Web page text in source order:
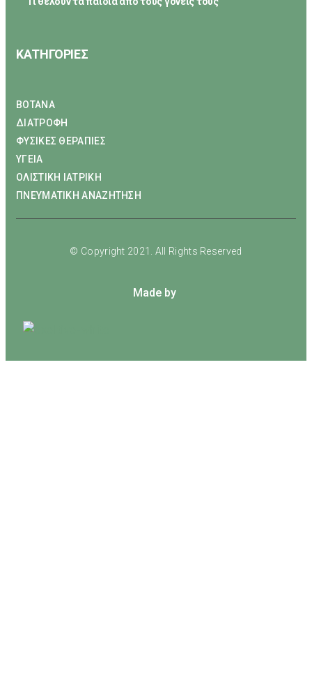
ΚΑΤΗΓΟΡΙΕΣ
ΒΟΤΑΝΑ
ΔΙΑΤΡΟΦΗ
ΦΥΣΙΚΕΣ ΘΕΡΑΠΙΕΣ
ΥΓΕΙΑ
ΟΛΙΣΤΙΚΗ ΙΑΤΡΙΚΗ
ΠΝΕΥΜΑΤΙΚΗ ΑΝΑΖΗΤΗΣΗ
© Copyright 2021. All Rights Reserved
Made by